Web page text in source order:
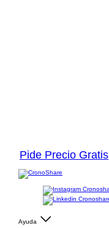
Pide Precio Gratis
Ayuda